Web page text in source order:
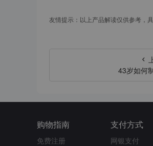
友情提示：以上产品解读仅供参考，
43岁如何
购物指南
免费注册
支付方式
网银支付